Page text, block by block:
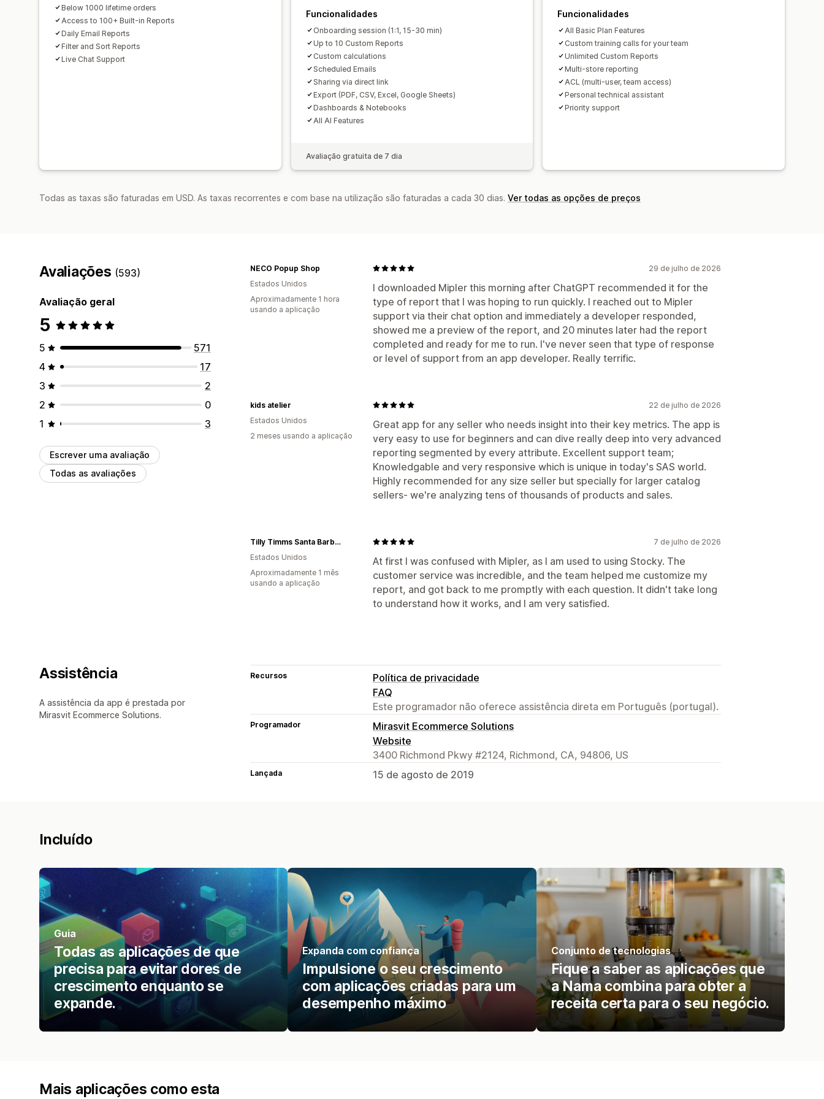
Previsão
Notificações
Below 1000 lifetime orders
Access to 100+ Built-in Reports
Daily Email Reports
Filter and Sort Reports
Live Chat Support
Funcionalidades
Onboarding session (1:1, 15-30 min)
Up to 10 Custom Reports
Custom calculations
Scheduled Emails
Sharing via direct link
Export (PDF, CSV, Excel, Google Sheets)
Dashboards & Notebooks
All AI Features
Avaliação gratuita de 7 dia
Funcionalidades
All Basic Plan Features
Custom training calls for your team
Unlimited Custom Reports
Multi-store reporting
ACL (multi-user, team access)
Personal technical assistant
Priority support
Todas as taxas são faturadas em USD. As taxas recorrentes e com base na utilização são faturadas a cada 30 dias. Ver todas as opções de preços
Avaliações (593)
Avaliação geral
5
5
571
4
17
3
2
2
0
1
3
Escrever uma avaliação
Todas as avaliações
29 de julho de 2026
I downloaded Mipler this morning after ChatGPT recommended it for the
type of report that I was hoping to run quickly. I reached out to Mipler
support via their chat option and immediately a developer responded,
showed me a preview of the report, and 20 minutes later had the report
completed and ready for me to run. I've never seen that type of response
or level of support from an app developer. Really terrific.
NECO Popup Shop
Estados Unidos
Aproximadamente 1 hora
usando a aplicação
22 de julho de 2026
Great app for any seller who needs insight into their key metrics. The app is
very easy to use for beginners and can dive really deep into very advanced
reporting segmented by every attribute. Excellent support team;
Knowledgable and very responsive which is unique in today's SAS world.
Highly recommended for any size seller but specially for larger catalog
sellers- we're analyzing tens of thousands of products and sales.
kids atelier
Estados Unidos
2 meses usando a aplicação
7 de julho de 2026
At first I was confused with Mipler, as I am used to using Stocky. The
customer service was incredible, and the team helped me customize my
report, and got back to me promptly with each question. It didn't take long
to understand how it works, and I am very satisfied.
Tilly Timms Santa Barbara
Estados Unidos
Aproximadamente 1 mês
usando a aplicação
Assistência
A assistência da app é prestada por
Mirasvit Ecommerce Solutions.
Recursos
Política de privacidade
FAQ
Este programador não oferece assistência direta em Português (portugal).
Programador
Mirasvit Ecommerce Solutions
Website
3400 Richmond Pkwy #2124, Richmond, CA, 94806, US
Lançada 15 de agosto de 2019
Incluído
Guia
Todas as aplicações de que
precisa para evitar dores de
crescimento enquanto se
expande.
Expanda com confiança
Impulsione o seu crescimento
com aplicações criadas para um
desempenho máximo
Conjunto de tecnologias
Fique a saber as aplicações que
a Nama combina para obter a
receita certa para o seu negócio.
Mais aplicações como esta